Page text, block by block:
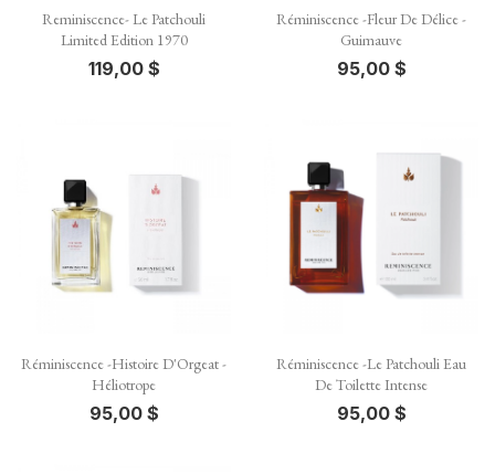
Reminiscence- Le Patchouli
Limited Edition 1970
119,00 $
Réminiscence -Fleur De Délice -
Guimauve
95,00 $
Réminiscence -Histoire D'Orgeat -
Héliotrope
95,00 $
Réminiscence -Le Patchouli Eau
De Toilette Intense
95,00 $